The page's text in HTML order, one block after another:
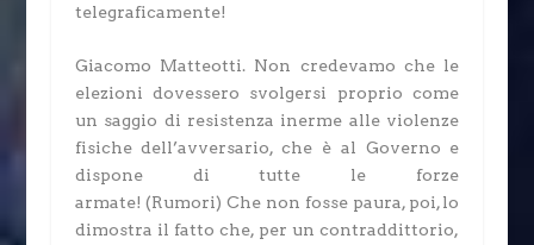
telegraficamente!
Giacomo Matteotti.Non credevamo che le
elezioni dovessero svolgersi proprio come
un saggio di resistenza inerme alle violenze
fisiche dell’avversario, che è al Governo e
dispone di tutte le forze
armate!(Rumori) Che non fosse paura, poi, lo
dimostra il fatto che, per un contraddittorio,